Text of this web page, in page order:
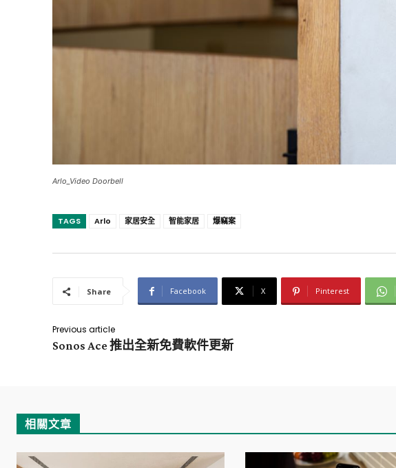
Arlo_Video Doorbell
TAGS Arlo 家居安全 智能家居 爆竊案
Share Facebook X Pinterest
Previous article
Sonos Ace 推出全新免費軟件更新
相關文章